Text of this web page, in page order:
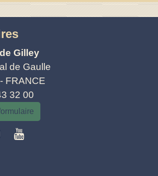
Gilley
de Gaulle
FRANCE
32 00